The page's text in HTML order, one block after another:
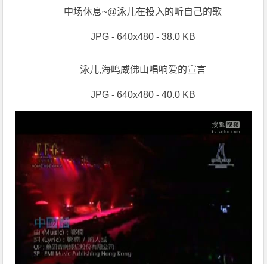
中场休息~@泳儿在投入的听自己的歌
JPG - 640x480 - 38.0 KB
泳儿,海鸣威佛山唱响爱的宣言
JPG - 640x480 - 40.0 KB